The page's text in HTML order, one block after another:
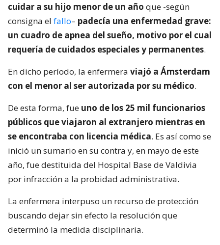
cuidar a su hijo menor de un año que -según
consigna el fallo– padecía una enfermedad grave:
un cuadro de apnea del sueño, motivo por el cual
requería de cuidados especiales y permanentes.
En dicho período, la enfermera viajó a Ámsterdam
con el menor al ser autorizada por su médico.
De esta forma, fue uno de los 25 mil funcionarios
públicos que viajaron al extranjero mientras en
se encontraba con licencia médica. Es así como se
inició un sumario en su contra y, en mayo de este
año, fue destituida del Hospital Base de Valdivia
por infracción a la probidad administrativa.
La enfermera interpuso un recurso de protección
buscando dejar sin efecto la resolución que
determinó la medida disciplinaria.